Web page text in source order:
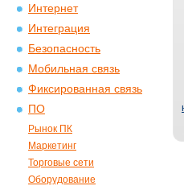
Интернет
Интеграция
Безопасность
Мобильная связь
Фиксированная связь
ПО
Рынок ПК
Маркетинг
Торговые сети
Оборудование